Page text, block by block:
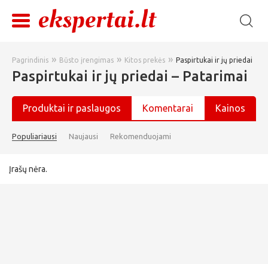
Pagrindinis » Būsto įrengimas » Kitos prekės » Paspirtukai ir jų priedai
Paspirtukai ir jų priedai – Patarimai
Produktai ir paslaugos Komentarai Kainos
Populiariausi Naujausi Rekomenduojami
Įrašų nėra.